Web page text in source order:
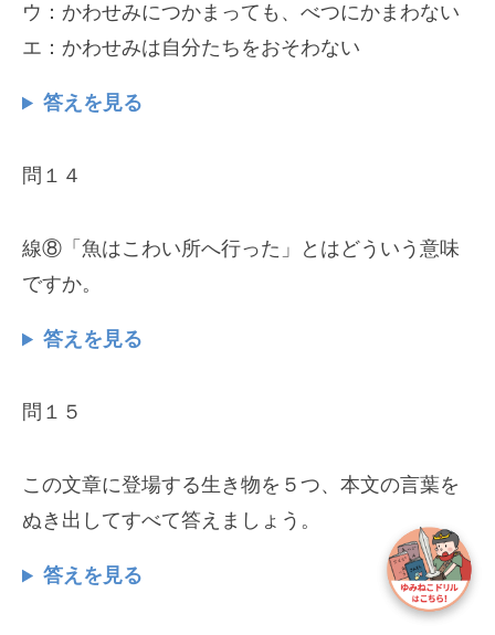
ウ：かわせみにつかまっても、べつにかまわない
エ：かわせみは自分たちをおそわない
答えを見る
問１４
線⑧「魚はこわい所へ行った」とはどういう意味
ですか。
答えを見る
問１５
この文章に登場する生き物を５つ、本文の言葉を
ぬき出してすべて答えましょう。
答えを見る